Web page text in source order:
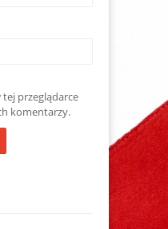
przeglądarce
komentarzy.